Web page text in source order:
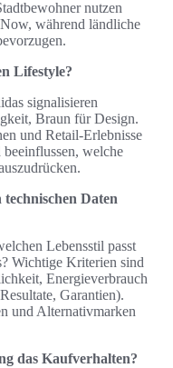
nutzen
während ländliche
Lifestyle?
signalisieren
Braun für Design.
und Retail-Erlebnisse
welche
Daten
Lebensstil passt
Wichtige Kriterien sind
Energieverbrauch
Garantien).
und Alternativmarken
das Kaufverhalten?